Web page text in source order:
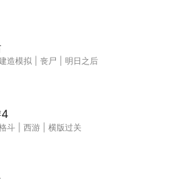
造模拟 丧尸
明日之后
斗 西游
横版过关